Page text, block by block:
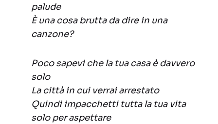
palude
È una cosa brutta da dire in una
canzone?
Poco sapevi che la tua casa è davvero
solo
La città in cui verrai arrestato
Quindi impacchetti tutta la tua vita
solo per aspettare